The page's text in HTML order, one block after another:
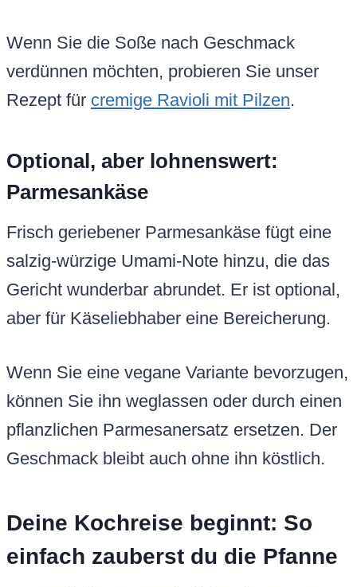
Wenn Sie die Soße nach Geschmack
verdünnen möchten, probieren Sie unser
Rezept für cremige Ravioli mit Pilzen.
Optional, aber lohnenswert:
Parmesankäse
Frisch geriebener Parmesankäse fügt eine
salzig-würzige Umami-Note hinzu, die das
Gericht wunderbar abrundet. Er ist optional,
aber für Käseliebhaber eine Bereicherung.
Wenn Sie eine vegane Variante bevorzugen,
können Sie ihn weglassen oder durch einen
pflanzlichen Parmesanersatz ersetzen. Der
Geschmack bleibt auch ohne ihn köstlich.
Deine Kochreise beginnt: So
einfach zauberst du die Pfanne